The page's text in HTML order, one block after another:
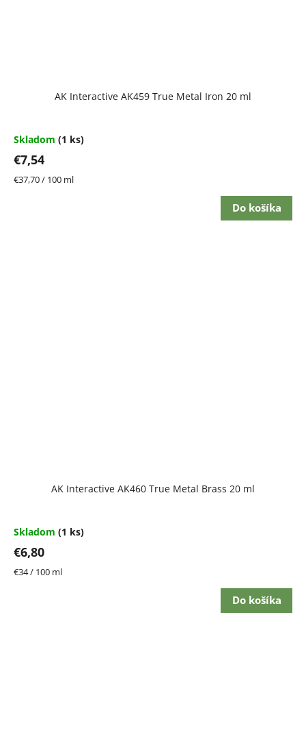
AK Interactive AK459 True Metal Iron 20 ml
Skladom (1 ks)
€7,54
Jednotková
€37,70 / 100 ml
Do košíka
AK Interactive AK460 True Metal Brass 20 ml
Skladom (1 ks)
€6,80
Jednotková
€34 / 100 ml
Do košíka